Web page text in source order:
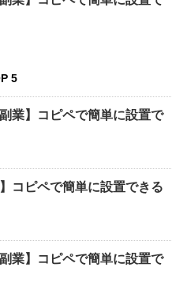
5
副業】コピペで簡単に設置で
】コピペで簡単に設置できる
副業】コピペで簡単に設置で